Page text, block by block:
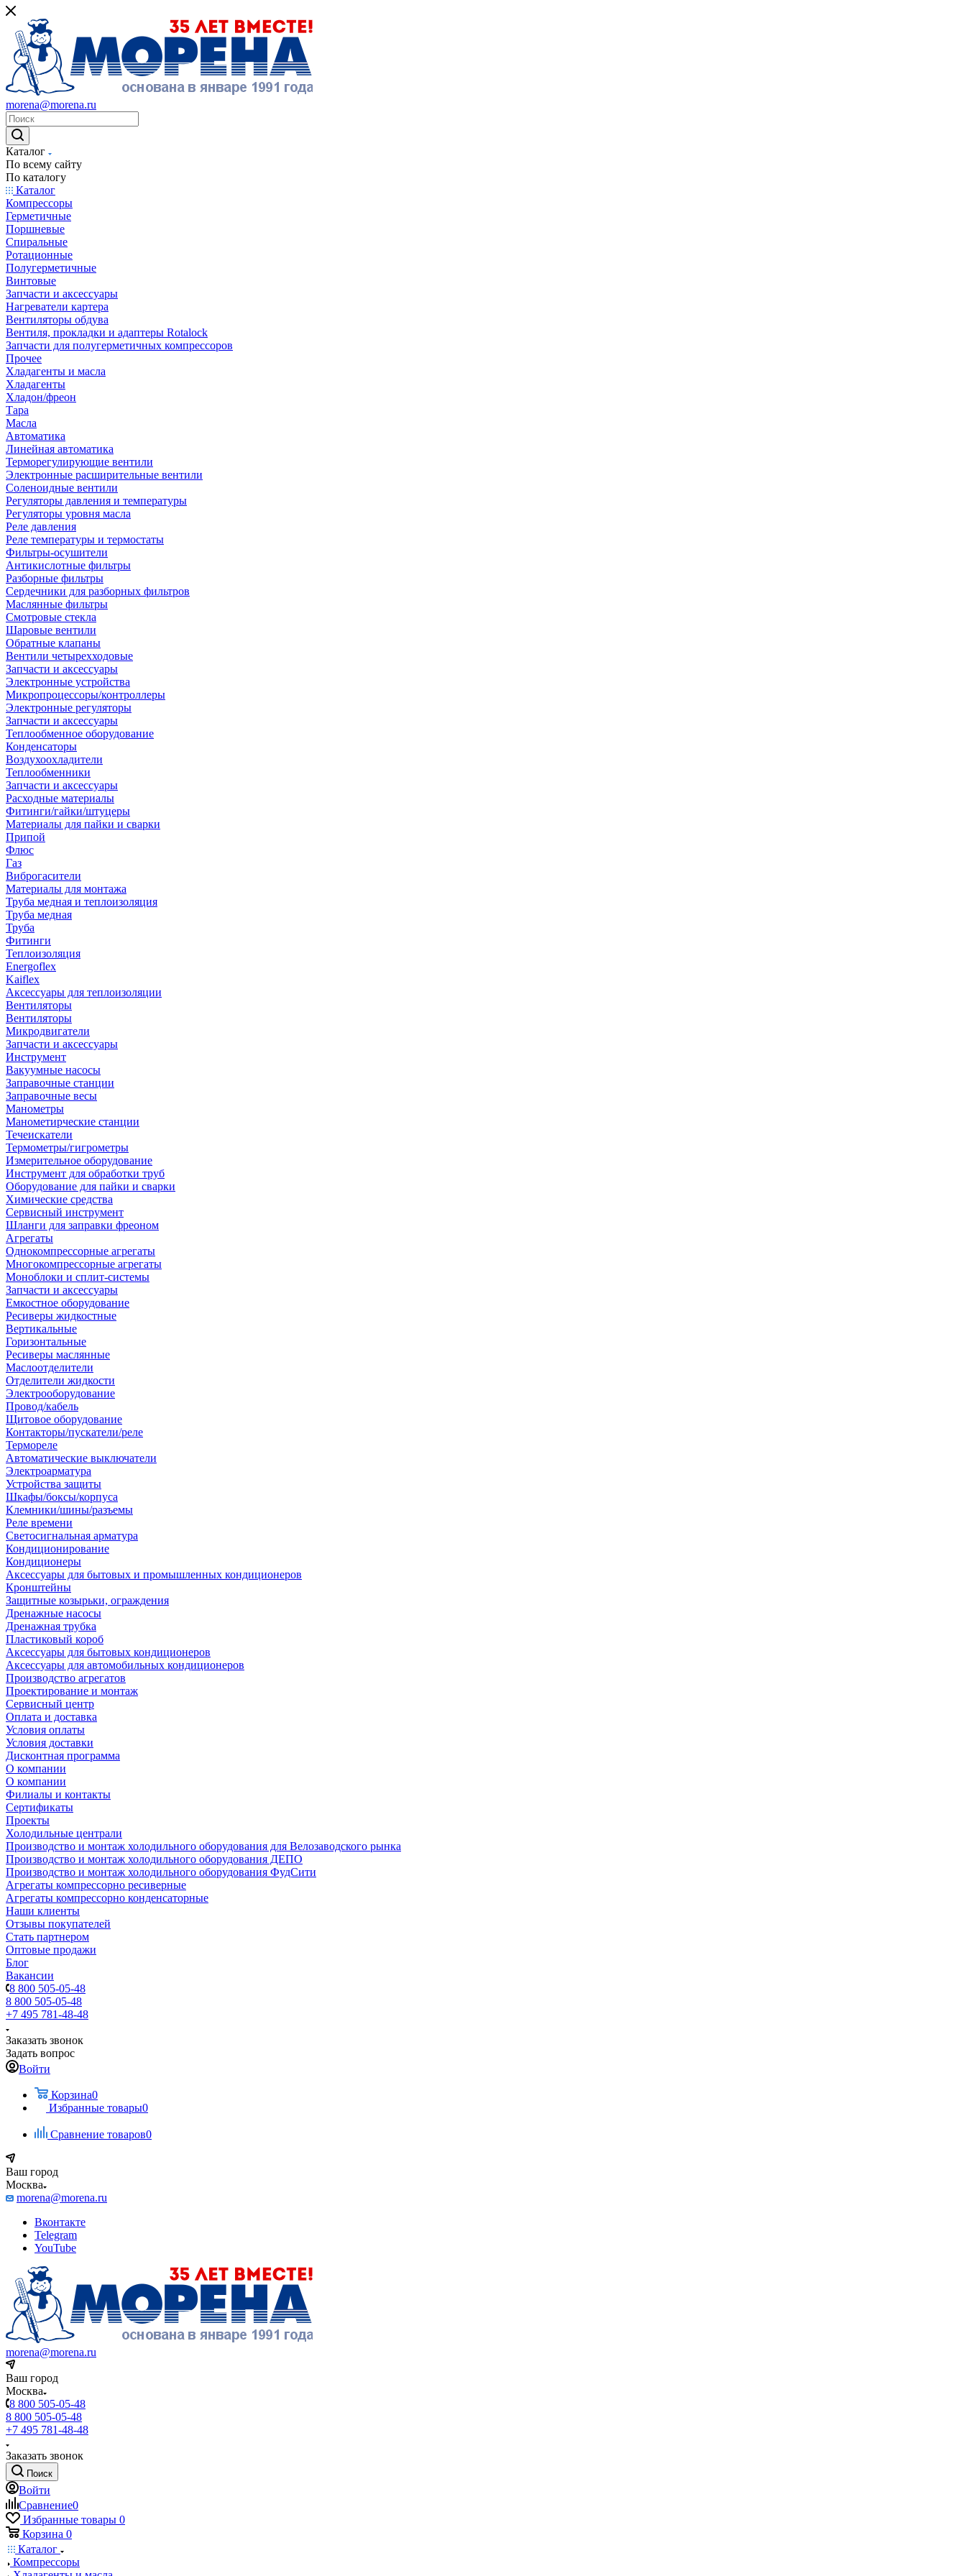
morena@morena.ru
Каталог
По всему сайту
По каталогу
Каталог
Компрессоры
Герметичные
Поршневые
Спиральные
Ротационные
Полугерметичные
Винтовые
Запчасти и аксессуары
Нагреватели картера
Вентиляторы обдува
Вентиля, прокладки и адаптеры Rotalock
Запчасти для полугерметичных компрессоров
Прочее
Хладагенты и масла
Хладагенты
Хладон/фреон
Тара
Масла
Автоматика
Линейная автоматика
Терморегулирующие вентили
Электронные расширительные вентили
Соленоидные вентили
Регуляторы давления и температуры
Регуляторы уровня масла
Реле давления
Реле температуры и термостаты
Фильтры-осушители
Антикислотные фильтры
Разборные фильтры
Сердечники для разборных фильтров
Маслянные фильтры
Смотровые стекла
Шаровые вентили
Обратные клапаны
Вентили четырехходовые
Запчасти и аксессуары
Электронные устройства
Микропроцессоры/контроллеры
Электронные регуляторы
Запчасти и аксессуары
Теплообменное оборудование
Конденсаторы
Воздухоохладители
Теплообменники
Запчасти и аксессуары
Расходные материалы
Фитинги/гайки/штуцеры
Материалы для пайки и сварки
Припой
Флюс
Газ
Виброгасители
Материалы для монтажа
Труба медная и теплоизоляция
Труба медная
Труба
Фитинги
Теплоизоляция
Energoflex
Kaiflex
Аксессуары для теплоизоляции
Вентиляторы
Вентиляторы
Микродвигатели
Запчасти и аксессуары
Инструмент
Вакуумные насосы
Заправочные станции
Заправочные весы
Манометры
Манометирческие станции
Течеискатели
Термометры/гигрометры
Измерительное оборудование
Инструмент для обработки труб
Оборудование для пайки и сварки
Химические средства
Сервисный инструмент
Шланги для заправки фреоном
Агрегаты
Однокомпрессорные агрегаты
Многокомпрессорные агрегаты
Моноблоки и сплит-системы
Запчасти и аксессуары
Емкостное оборудование
Ресиверы жидкостные
Вертикальные
Горизонтальные
Ресиверы маслянные
Маслоотделители
Отделители жидкости
Электрооборудование
Провод/кабель
Щитовое оборудование
Контакторы/пускатели/реле
Термореле
Автоматические выключатели
Электроарматура
Устройства защиты
Шкафы/боксы/корпуса
Клемники/шины/разъемы
Реле времени
Светосигнальная арматура
Кондиционирование
Кондиционеры
Аксессуары для бытовых и промышленных кондиционеров
Кронштейны
Защитные козырьки, ограждения
Дренажные насосы
Дренажная трубка
Пластиковый короб
Аксессуары для бытовых кондиционеров
Аксессуары для автомобильных кондиционеров
Производство агрегатов
Проектирование и монтаж
Сервисный центр
Оплата и доставка
Условия оплаты
Условия доставки
Дисконтная программа
О компании
О компании
Филиалы и контакты
Сертификаты
Проекты
Холодильные централи
Производство и монтаж холодильного оборудования для Велозаводского рынка
Производство и монтаж холодильного оборудования ДЕПО
Производство и монтаж холодильного оборудования ФудСити
Агрегаты компрессорно ресиверные
Агрегаты компрессорно конденсаторные
Наши клиенты
Отзывы покупателей
Стать партнером
Оптовые продажи
Блог
Вакансии
8 800 505-05-48
8 800 505-05-48
+7 495 781-48-48
Заказать звонок
Задать вопрос
Войти
Корзина0
Избранные товары0
Сравнение товаров0
Ваш город
Москва
morena@morena.ru
Вконтакте
Telegram
YouTube
morena@morena.ru
Ваш город
Москва
8 800 505-05-48
8 800 505-05-48
+7 495 781-48-48
Заказать звонок
Поиск
Войти
Сравнение0
Избранные товары 0
Корзина 0
Каталог
Компрессоры